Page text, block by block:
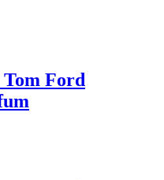
Ford